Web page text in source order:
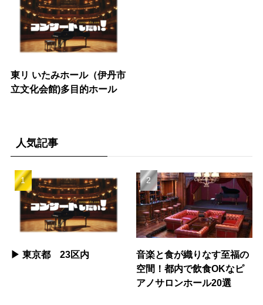
東リ いたみホール（伊丹市
立文化会館)多目的ホール
人気記事
▶︎ 東京都 23区内
音楽と食が織りなす至福の
空間！都内で飲食OKなピ
アノサロンホール20選